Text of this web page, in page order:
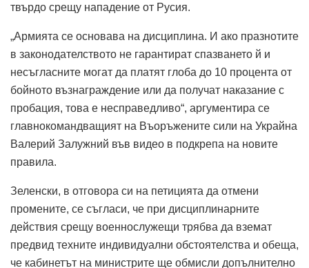
твърдо срещу нападение от Русия.
„Армията се основава на дисциплина. И ако празнотите
в законодателството не гарантират спазването й и
несъгласните могат да платят глоба до 10 процента от
бойното възнаграждение или да получат наказание с
пробация, това е несправедливо“, аргументира се
главнокомандващият на Въоръжените сили на Украйна
Валерий Залужний във видео в подкрепа на новите
правила.
Зеленски, в отговора си на петицията да отмени
промените, се съгласи, че при дисциплинарните
действия срещу военнослужещи трябва да вземат
предвид техните индивидуални обстоятелства и обеща,
че кабинетът на министрите ще обмисли допълнително